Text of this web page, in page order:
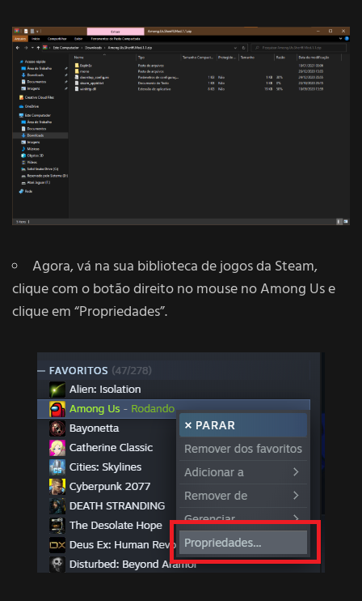
Agora, vá na sua biblioteca de jogos da Steam,
clique com o botão direito no mouse no Among Us e
clique em “Propriedades”.